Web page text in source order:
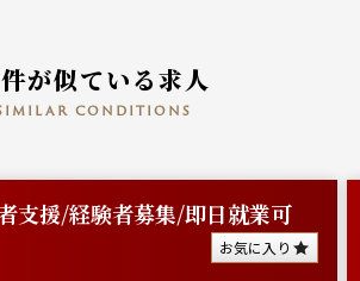
が似ている求人
conditions
支援/経験者募集/即日就業可
お気に入り